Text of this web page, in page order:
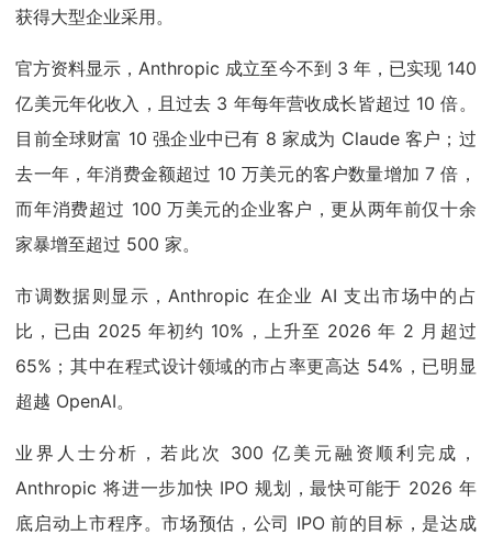
获得大型企业采用。
官方资料显示，Anthropic 成立至今不到 3 年，已实现 140
亿美元年化收入，且过去 3 年每年营收成长皆超过 10 倍。
目前全球财富 10 强企业中已有 8 家成为 Claude 客户；过
去一年，年消费金额超过 10 万美元的客户数量增加 7 倍，
而年消费超过 100 万美元的企业客户，更从两年前仅十余
家暴增至超过 500 家。
市调数据则显示，Anthropic 在企业 AI 支出市场中的占
比，已由 2025 年初约 10%，上升至 2026 年 2 月超过
65%；其中在程式设计领域的市占率更高达 54%，已明显
超越 OpenAI。
业界人士分析，若此次 300 亿美元融资顺利完成，
Anthropic 将进一步加快 IPO 规划，最快可能于 2026 年
底启动上市程序。市场预估，公司 IPO 前的目标，是达成